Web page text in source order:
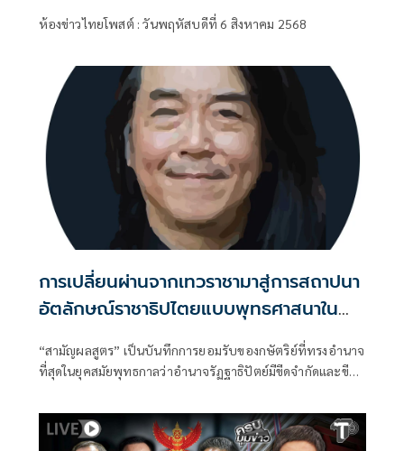
ห้องข่าวไทยโพสต์ : วันพฤหัสบดีที่ 6 สิงหาคม 2568
การเปลี่ยนผ่านจากเทวราชามาสู่การสถาปนา
อัตลักษณ์ราชาธิปไตยแบบพุทธศาสนาใน
พระไตรปิฏก : สามัญผลสูตรในฐานะทฤษฎี
ขีดจำกัดของอำนาจรัฐเหนือแรงงานและ
ทรัพย์สิน
“สามัญผลสูตร” เป็นบันทึกการยอมรับของกษัตริย์ที่ทรงอำนาจ
ที่สุดในยุคสมัยพุทธกาลว่าอำนาจรัฏฐาธิปัตย์มีขีดจำกัดและขีด